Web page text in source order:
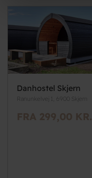
Danhostel Skjern
Ranunkelvej 1, 6900 Skjern
FRA 299,00 KR.